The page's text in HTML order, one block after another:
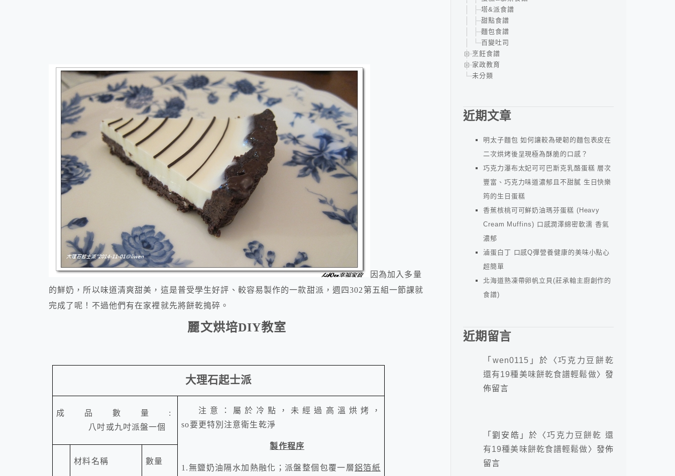
因為加入多量
的鮮奶，所以味道清爽甜美，這是普受學生好評、較容易製作的一款甜派，週四302第五組一節課就
完成了呢！不過他們有在家裡就先將餅乾搗碎。
麗文烘培DIY教室
大理石起士派
成品數量 :
八吋或九吋派盤一個
注意：屬於冷點，未經過高溫烘烤，
so要更特別注意衛生乾淨
製作程序
1. 無鹽奶油隔水加熱融化 ； 派盤整個包覆一層鋁箔紙
材料名稱 數量
塔&派食譜
甜點食譜
麵包食譜
百變吐司
烹飪食譜
家政教育
未分類
近期文章
明太子麵包 如何讓較為硬韌的麵包表皮在
二次烘烤後呈現極為酥脆的口感？
巧克力瀑布太妃可可巴斯克乳酪蛋糕 層次
豐富、巧克力味道濃郁且不甜膩 生日快樂
筠的生日蛋糕
香蕉核桃可可鮮奶油瑪芬蛋糕 (Heavy
Cream Muffins) 口感潤澤綿密軟濡 香氣
濃郁
滷蛋白丁 口感Q彈營養健康的美味小點心
超簡單
北海道熟凍帶卵帆立貝(莊承翰主廚創作的
食譜)
近期留言
「 wen0115 」於〈巧克力豆餅乾
還有19種美味餅乾食譜輕鬆做〉發
佈留言
「劉安皓 」於〈巧克力豆餅乾 還
有19種美味餅乾食譜輕鬆做〉發佈
留言